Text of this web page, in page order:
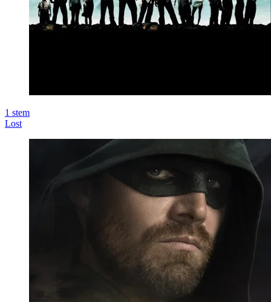
1 stem
Lost